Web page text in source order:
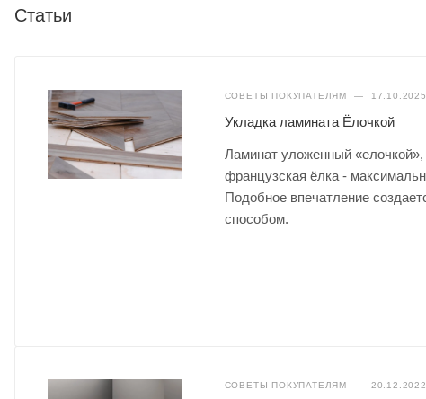
Статьи
СОВЕТЫ ПОКУПАТЕЛЯМ — 17.10.2025
Укладка ламината Ёлочкой
Ламинат уложенный «елочкой»,
французская ёлка -
Подобное впечатление
способом.
СОВЕТЫ ПОКУПАТЕЛЯМ — 20.12.2022